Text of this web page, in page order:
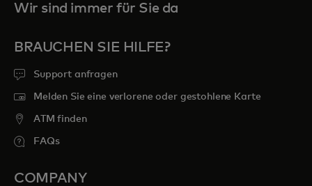
Wir sind immer für Sie da
BRAUCHEN SIE HILFE?
Support anfragen
Melden Sie eine verlorene oder gestohlene Karte
ATM finden
FAQs
COMPANY